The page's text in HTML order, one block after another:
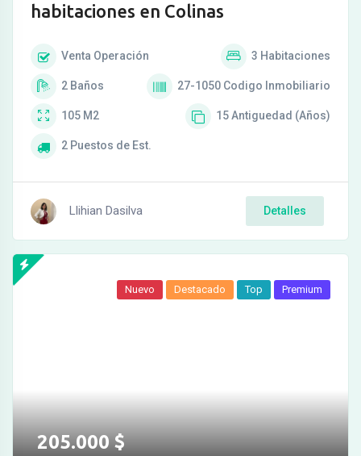
habitaciones en Colinas
Venta Operación 3 Habitaciones
2 Baños 27-1050 Codigo Inmobiliario
105 M2 15Antiguedad (Años)
2 Puestos de Est.
Llihian Dasilva Detalles
205.000$
Nuevo Destacado Top Premium